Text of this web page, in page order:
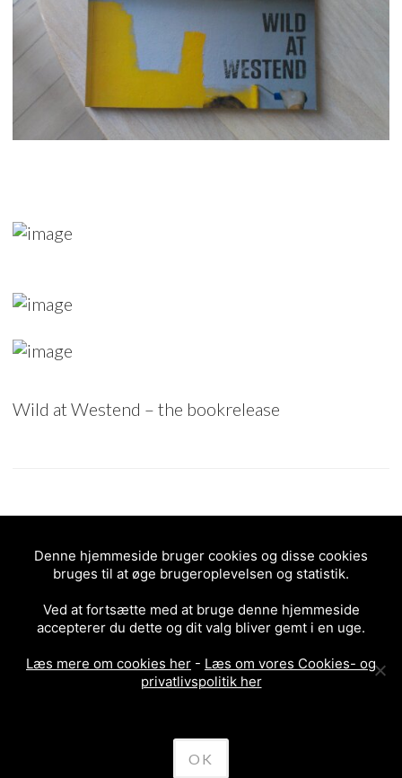
Wild at Westend – the bookrelease
Denne hjemmeside bruger cookies og disse cookies
bruges til at øge brugeroplevelsen og statistik.
Ved at fortsætte med at bruge denne hjemmeside
accepterer du dette og dit valg bliver gemt i en uge.
Læs mere om cookies her - Læs om vores Cookies- og
privatlivspolitik her
OK